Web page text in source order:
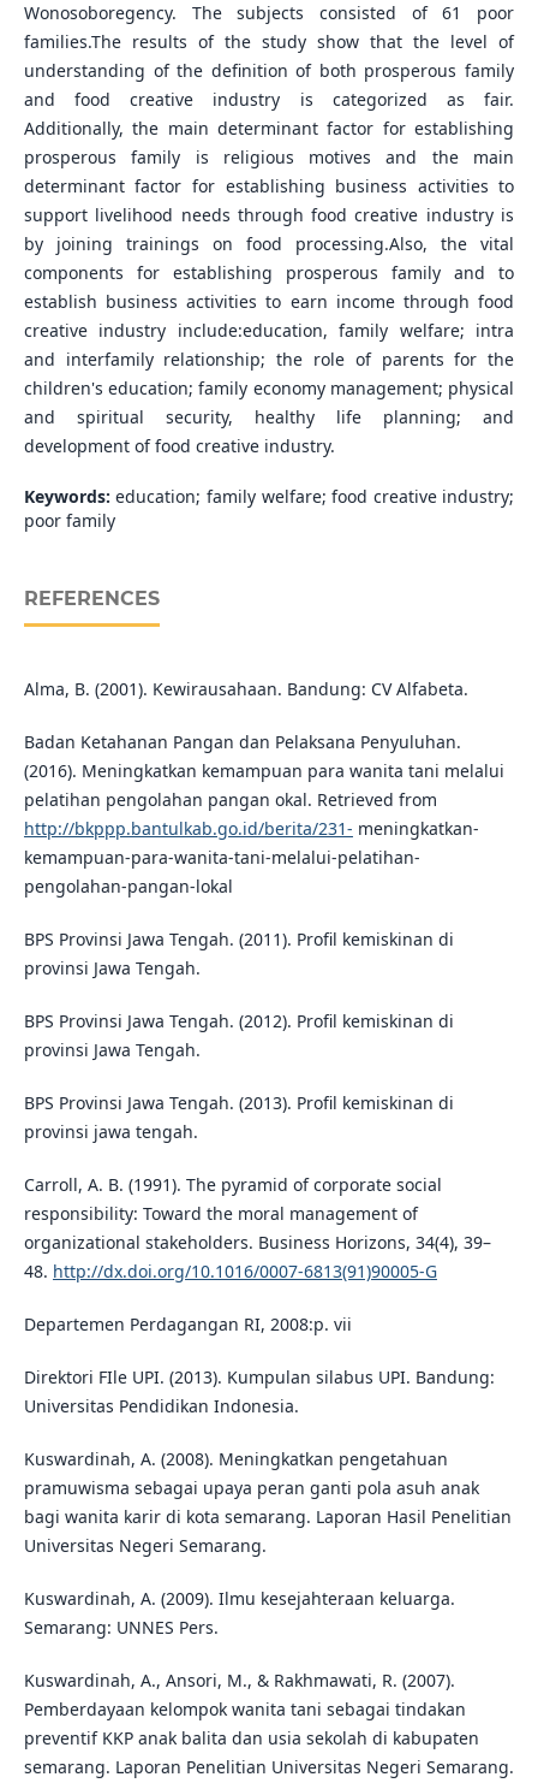
Wonosoboregency. The subjects consisted of 61 poor
families.The results of the study show that the level of
understanding of the definition of both prosperous family
and food creative industry is categorized as fair.
Additionally, the main determinant factor for establishing
prosperous family is religious motives and the main
determinant factor for establishing business activities to
support livelihood needs through food creative industry is
by joining trainings on food processing.Also, the vital
components for establishing prosperous family and to
establish business activities to earn income through food
creative industry include:education, family welfare; intra
and interfamily relationship; the role of parents for the
children's education; family economy management; physical
and spiritual security, healthy life planning; and
development of food creative industry.
Keywords:education; family welfare; food creative industry;
poor family
REFERENCES
Alma, B. (2001). Kewirausahaan. Bandung: CV Alfabeta.
Badan Ketahanan Pangan dan Pelaksana Penyuluhan.
(2016). Meningkatkan kemampuan para wanita tani melalui
pelatihan pengolahan pangan okal. Retrieved from
http://bkppp.bantulkab.go.id/berita/231- meningkatkan-
kemampuan-para-wanita-tani-melalui-pelatihan-
pengolahan-pangan-lokal
BPS Provinsi Jawa Tengah. (2011). Profil kemiskinan di
provinsi Jawa Tengah.
BPS Provinsi Jawa Tengah. (2012). Profil kemiskinan di
provinsi Jawa Tengah.
BPS Provinsi Jawa Tengah. (2013). Profil kemiskinan di
provinsi jawa tengah.
Carroll, A. B. (1991). The pyramid of corporate social
responsibility: Toward the moral management of
organizational stakeholders. Business Horizons, 34(4), 39–
48. http://dx.doi.org/10.1016/0007-6813(91)90005-G
Departemen Perdagangan RI, 2008:p. vii
Direktori FIle UPI. (2013). Kumpulan silabus UPI. Bandung:
Universitas Pendidikan Indonesia.
Kuswardinah, A. (2008). Meningkatkan pengetahuan
pramuwisma sebagai upaya peran ganti pola asuh anak
bagi wanita karir di kota semarang. Laporan Hasil Penelitian
Universitas Negeri Semarang.
Kuswardinah, A. (2009). Ilmu kesejahteraan keluarga.
Semarang: UNNES Pers.
Kuswardinah, A., Ansori, M., & Rakhmawati, R. (2007).
Pemberdayaan kelompok wanita tani sebagai tindakan
preventif KKP anak balita dan usia sekolah di kabupaten
semarang. Laporan Penelitian Universitas Negeri Semarang.